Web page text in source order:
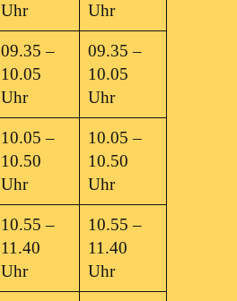
Uhr
Uhr
09.35 –
10.05
Uhr
09.35 –
10.05
Uhr
10.05 –
10.50
Uhr
10.05 –
10.50
Uhr
10.55 –
11.40
Uhr
10.55 –
11.40
Uhr